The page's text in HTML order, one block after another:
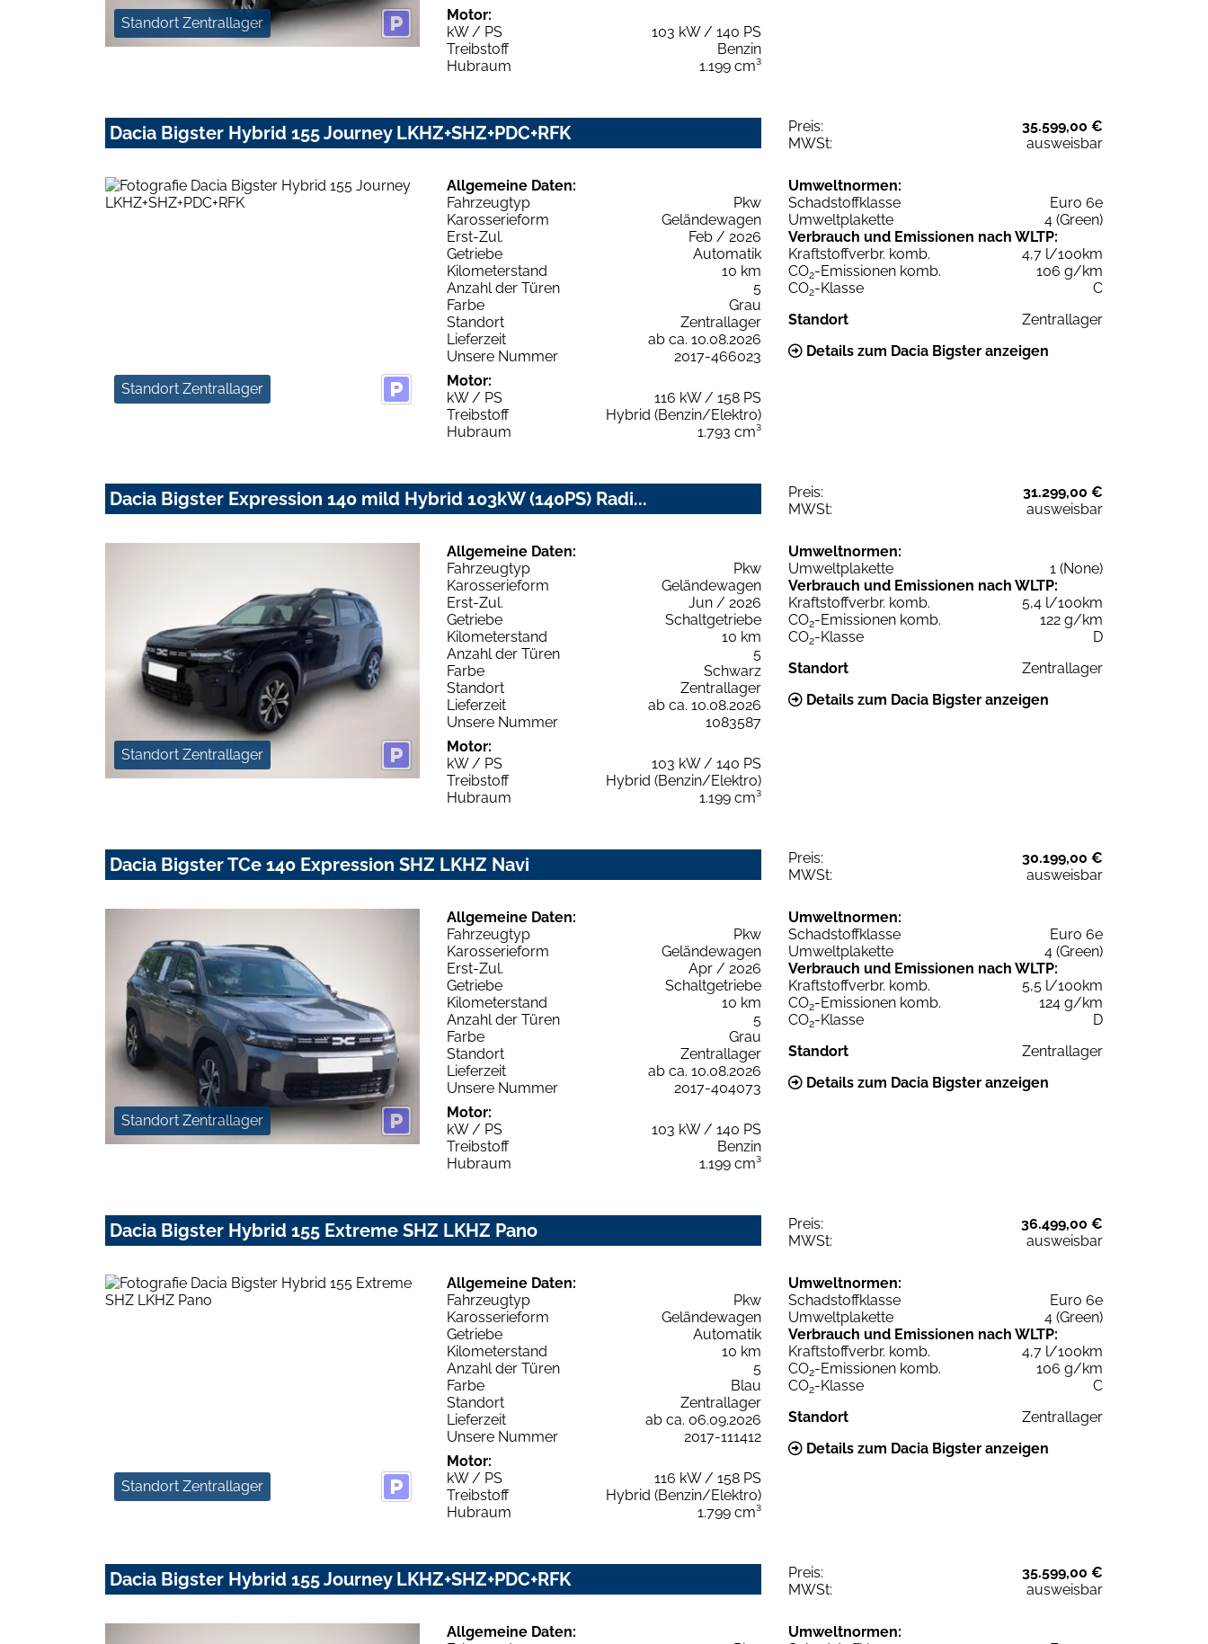
Standort Zentrallager
Motor:
kW / PS
103 kW / 140 PS
Treibstoff
Benzin
Hubraum
1.199 cm³
Dacia Bigster Hybrid 155 Journey LKHZ+SHZ+PDC+RFK Preis:
35.599,00 €
MWSt:
ausweisbar
Standort Zentrallager
Allgemeine Daten:
Fahrzeugtyp
Pkw
Karosserieform
Geländewagen
Erst-Zul.
Feb / 2026
Getriebe
Automatik
Kilometerstand
10 km
Anzahl der Türen
5
Farbe
Grau
Standort
Zentrallager
Lieferzeit
ab ca. 10.08.2026
Unsere Nummer
2017-466023
Motor:
kW / PS
116 kW / 158 PS
Treibstoff
Hybrid (Benzin/Elektro)
Hubraum
1.793 cm³
Umweltnormen:
Schadstoffklasse
Euro 6e
Umweltplakette
4 (Green)
Verbrauch und Emissionen nach WLTP:
Kraftstoffverbr. komb.
4,7 l/100km
CO2-Emissionen komb.
106 g/km
CO2-Klasse
C
Standort
Zentrallager
Details zum Dacia Bigster anzeigen
Dacia Bigster Expression 140 mild Hybrid 103kW (140PS) Radi... Preis:
31.299,00 €
MWSt:
ausweisbar
Standort Zentrallager
Allgemeine Daten:
Fahrzeugtyp
Pkw
Karosserieform
Geländewagen
Erst-Zul.
Jun / 2026
Getriebe
Schaltgetriebe
Kilometerstand
10 km
Anzahl der Türen
5
Farbe
Schwarz
Standort
Zentrallager
Lieferzeit
ab ca. 10.08.2026
Unsere Nummer
1083587
Motor:
kW / PS
103 kW / 140 PS
Treibstoff
Hybrid (Benzin/Elektro)
Hubraum
1.199 cm³
Umweltnormen:
Umweltplakette
1 (None)
Verbrauch und Emissionen nach WLTP:
Kraftstoffverbr. komb.
5,4 l/100km
CO2-Emissionen komb.
122 g/km
CO2-Klasse
D
Standort
Zentrallager
Details zum Dacia Bigster anzeigen
Dacia Bigster TCe 140 Expression SHZ LKHZ Navi Preis:
30.199,00 €
MWSt:
ausweisbar
Standort Zentrallager
Allgemeine Daten:
Fahrzeugtyp
Pkw
Karosserieform
Geländewagen
Erst-Zul.
Apr / 2026
Getriebe
Schaltgetriebe
Kilometerstand
10 km
Anzahl der Türen
5
Farbe
Grau
Standort
Zentrallager
Lieferzeit
ab ca. 10.08.2026
Unsere Nummer
2017-404073
Motor:
kW / PS
103 kW / 140 PS
Treibstoff
Benzin
Hubraum
1.199 cm³
Umweltnormen:
Schadstoffklasse
Euro 6e
Umweltplakette
4 (Green)
Verbrauch und Emissionen nach WLTP:
Kraftstoffverbr. komb.
5,5 l/100km
CO2-Emissionen komb.
124 g/km
CO2-Klasse
D
Standort
Zentrallager
Details zum Dacia Bigster anzeigen
Dacia Bigster Hybrid 155 Extreme SHZ LKHZ Pano Preis:
36.499,00 €
MWSt:
ausweisbar
Standort Zentrallager
Allgemeine Daten:
Fahrzeugtyp
Pkw
Karosserieform
Geländewagen
Getriebe
Automatik
Kilometerstand
10 km
Anzahl der Türen
5
Farbe
Blau
Standort
Zentrallager
Lieferzeit
ab ca. 06.09.2026
Unsere Nummer
2017-111412
Motor:
kW / PS
116 kW / 158 PS
Treibstoff
Hybrid (Benzin/Elektro)
Hubraum
1.799 cm³
Umweltnormen:
Schadstoffklasse
Euro 6e
Umweltplakette
4 (Green)
Verbrauch und Emissionen nach WLTP:
Kraftstoffverbr. komb.
4,7 l/100km
CO2-Emissionen komb.
106 g/km
CO2-Klasse
C
Standort
Zentrallager
Details zum Dacia Bigster anzeigen
Dacia Bigster Hybrid 155 Journey LKHZ+SHZ+PDC+RFK Preis:
35.599,00 €
MWSt:
ausweisbar
Allgemeine Daten:
Umweltnormen: